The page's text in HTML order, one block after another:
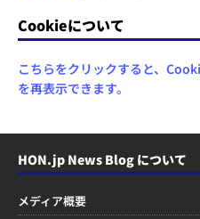
Cookieについて
こちらをクリックすると、
を再表示できます。
HON.jp News Blog について
メディア概要